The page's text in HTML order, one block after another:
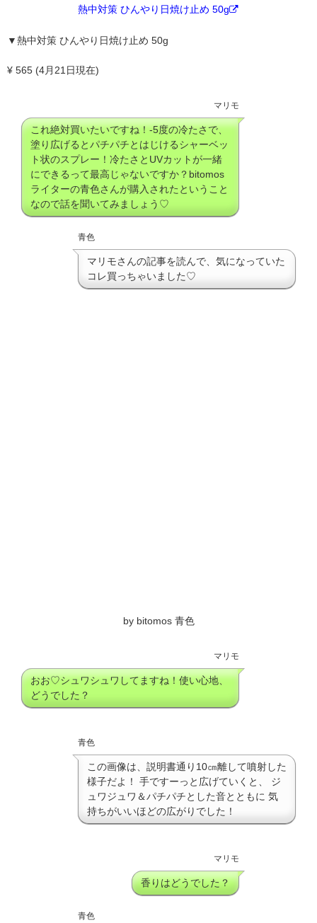
熱中対策 ひんやり日焼け止め 50g
▼熱中対策 ひんやり日焼け止め 50g
¥ 565 (4月21日現在)
マリモ
これ絶対買いたいですね！-5度の冷たさで、
塗り広げるとパチパチとはじけるシャーベッ
ト状のスプレー！冷たさとUVカットが一緒
にできるって最高じゃないですか？bitomos
ライターの青色さんが購入されたということ
なので話を聞いてみましょう♡
青色
マリモさんの記事を読んで、気になっていた
コレ買っちゃいました♡
by bitomos 青色
マリモ
おお♡シュワシュワしてますね！使い心地、
どうでした？
青色
この画像は、説明書通り10㎝離して噴射した
様子だよ！ 手ですーっと広げていくと、 ジ
ュワジュワ＆パチパチとした音とともに 気
持ちがいいほどの広がりでした！
マリモ
香りはどうでした？
青色